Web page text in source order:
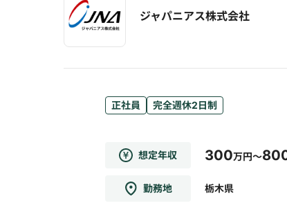
ジャパニアス株式会社
正社員 完全週休2日制
想定年収 300万円～
勤務地 栃木県